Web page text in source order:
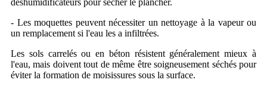
déshumidificateurs pour sécher le plancher.
- Les moquettes peuvent nécessiter un nettoyage à la vapeur ou
un remplacement si l'eau les a infiltrées.
Les sols carrelés ou en béton résistent généralement mieux à
l'eau, mais doivent tout de même être soigneusement séchés pour
éviter la formation de moisissures sous la surface.